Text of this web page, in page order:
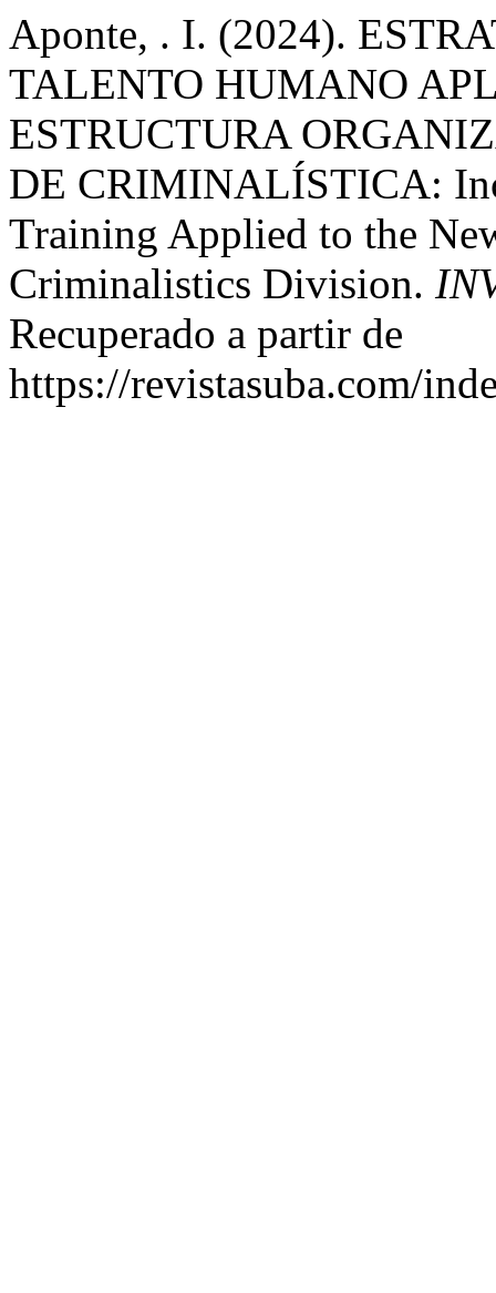
Aponte, . I. (2024).
TALENTO HUMANO
ESTRUCTURA
DE CRIMINALÍSTICA:
Training Applied to the
Criminalistics Division.
Recuperado a partir de
https://revistasuba.com/